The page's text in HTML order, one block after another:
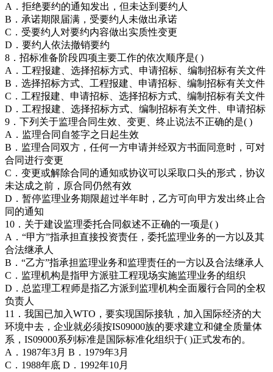
A．拒绝要约的通知发出，但未达到要约人
B．承诺期限届满，受要约人未做出承诺
C．受要约人对要约内容做出实质性变更
D．要约人依法撤销要约
8．招标准备阶段四项主要工作的依次顺序是( )
A．工程报建、选择招标方式、申请招标、编制招标有关文件
B．选择招标方式、工程报建、申请招标、编制招标有关文件
C．工程报建、申请招标、选择招标方式、编制招标有关文件
D．工程报建、选择招标方式、编制招标有关文件、申请招标
9．下列关于监理合同生效、变更、终止说法不正确的是( )
A．监理合同自签字之日起生效
B．监理合同双方，任何一方申请并经双方书面同意时，可对
合同进行变更
C．变更或解除合同的通知或协议可以采取口头的形式，协议
未达成之前，原合同仍然有效
D．暂停监理业务期限超过半年时，乙方可向甲方发出终止合
同的通知
10．关于建设监理委托合同叙述不正确的一项是( )
A．“甲方”指承担直接投资责任，委托监理业务的一方以及其
合法继承人
B．“乙方”指承担监理业务和监理责任的一方以及合法继承人
C．监理机构是指甲方派驻工程现场实施监理业务的组织
D．总监理工程师是指乙方派到监理机构全面履行合同的全权
负责人
11．我国已加入WTO，要实现国际接轨，加入国际经济的大
环境中去，企业就必须按IS09000族的要求建立和健全质量体
系，IS09000系列标准是国际标准化组织于( )正式发布的。
A．1987年3月 B．1979年3月
C．1988年底 D．1992年10月